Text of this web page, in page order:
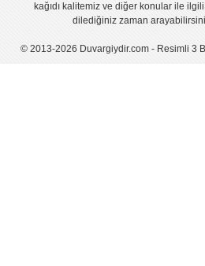
kağıdı kalitemiz ve diğer konular ile
dilediğiniz zaman
© 2013-2026 Duvargiydir.com - Resimli 3